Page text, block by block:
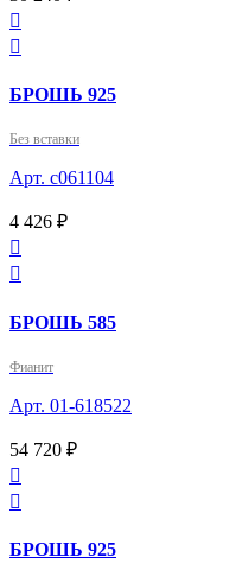


БРОШЬ 925
Без вставки
Арт. с061104
4 426 ₽


БРОШЬ 585
Фианит
Арт. 01-618522
54 720 ₽


БРОШЬ 925